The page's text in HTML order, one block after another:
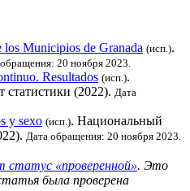
Municipios de Granada (исп.).
20 ноября 2023.
Resultados (исп.).
статистики (2022). Дата
y sexo (исп.). Национальный
Дата обращения: 20 ноября 2023.
статус «проверенной». Это
была проверена